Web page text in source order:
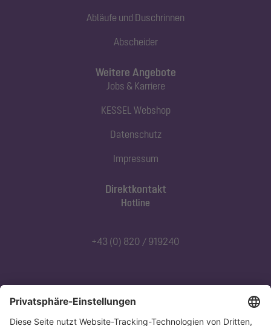
Abläufe und Duschrinnen
Abscheider
Direktkontakt
Hotline
+43 (0) 820 / 919240
Abonnieren Sie unseren Newsletter
Jetzt anmelden
Weitere Angebote
Jobs & Karriere
KESSEL Webshop
Datenschutz
Impressum